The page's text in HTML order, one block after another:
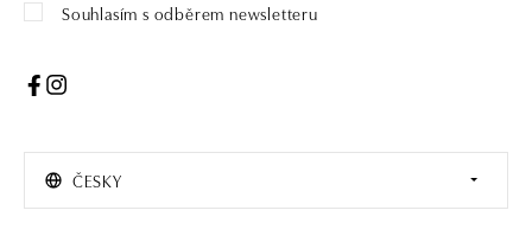
Souhlasím s odběrem newsletteru
ČESKY